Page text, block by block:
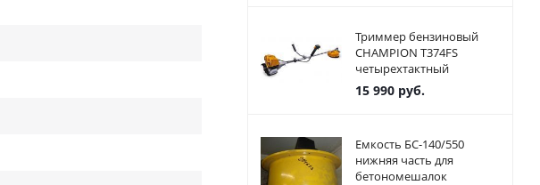
Триммер бензиновый
CHAMPION T374FS
четырехтактный
15 990руб.
Емкость БС-140/550
нижняя часть для
бетономешалок